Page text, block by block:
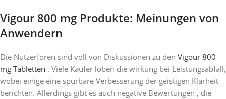
Vigour 800 mg Produkte: Meinungen von
Anwendern
Die Nutzerforen sind voll von Diskussionen zu den Vigour 800
mg Tabletten . Viele Käufer loben die wirkung bei Leistungsabfall,
wobei einige eine spürbare Verbesserung der geistigen Klarheit
berichten. Allerdings gibt es auch negative Bewertungen , die